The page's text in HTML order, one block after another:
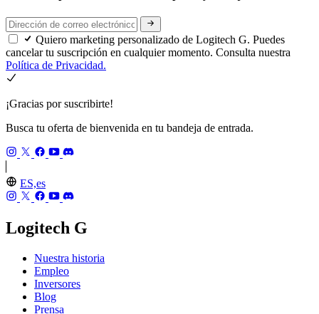
Quiero marketing personalizado de Logitech G. Puedes
cancelar tu suscripción en cualquier momento. Consulta nuestra
Política de Privacidad.
¡Gracias por suscribirte!
Busca tu oferta de bienvenida en tu bandeja de entrada.
ES,es
Logitech G
Nuestra historia
Empleo
Inversores
Blog
Prensa